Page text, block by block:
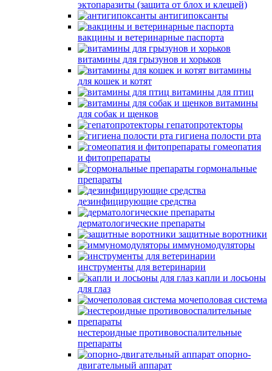
эктопаразиты (защита от блох и клещей)
антигипоксанты
вакцины и ветеринарные паспорта
витамины для грызунов и хорьков
витамины
для кошек и котят
витамины для птиц
витамины
для собак и щенков
гепатопротекторы
гигиена полости рта
гомеопатия
и фитопрепараты
гормональные
препараты
дезинфицирующие средства
дерматологические препараты
защитные воротники
иммуномодуляторы
инструменты для ветеринарии
капли и лосьоны
для глаз
мочеполовая система
нестероидные противовоспалительные
препараты
опорно-
двигательный аппарат